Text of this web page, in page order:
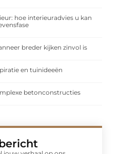
hoe interieuradvies u kan
breder kijken zinvol is
en tuinideeën
betonconstructies